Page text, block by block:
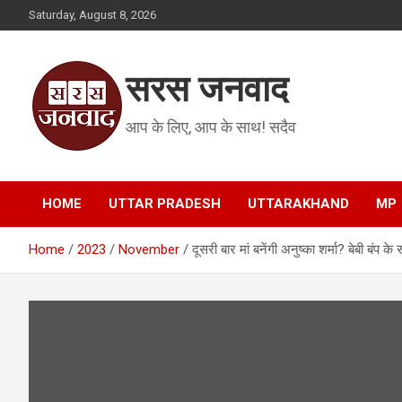
to
Saturday, August 8, 2026
सरस जनवाद
आप के लिए, आप के साथ! सदैव
HOME UTTAR PRADESH UTTARAKHAND MP
Home 2023 November दूसरी बार मां बनेंगी अनुष्का शर्मा? बेबी बंप के